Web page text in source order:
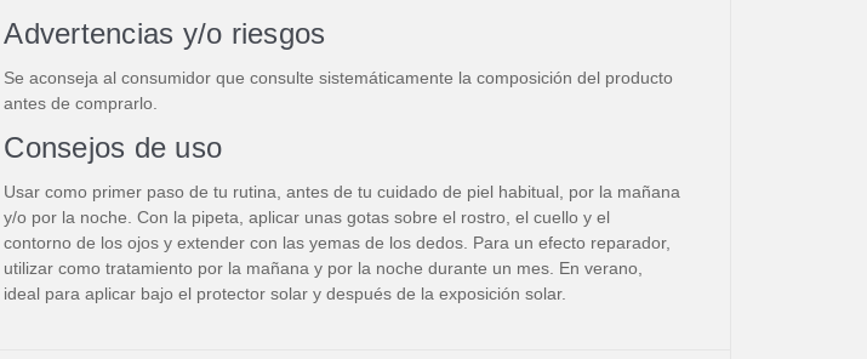
Advertencias y/o riesgos
Se aconseja al consumidor que consulte sistemáticamente la composición del producto
antes de comprarlo.
Consejos de uso
Usar como primer paso de tu rutina, antes de tu cuidado de piel habitual, por la mañana
y/o por la noche. Con la pipeta, aplicar unas gotas sobre el rostro, el cuello y el
contorno de los ojos y extender con las yemas de los dedos. Para un efecto reparador,
utilizar como tratamiento por la mañana y por la noche durante un mes. En verano,
ideal para aplicar bajo el protector solar y después de la exposición solar.